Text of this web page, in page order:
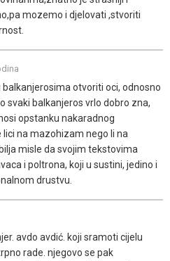
mozemo i djelovati ,stvoriti
otvoriti oci, odnosno
svaki balkanjeros vrlo dobro zna,
opstanku nakaradnog
na mazohizam nego li na
misle da svojim tekstovima
i poltrona, koji u sustini, jedino i
drustvu.
avdo avdić. koji sramoti cijelu
rade. njegovo se pak